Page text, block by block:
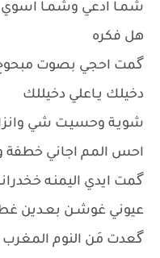
شمـا ادعي وشمـا
هل فكره
گمت احجي بصوت
دخيلك يـاعلي دخيللك
شويـة وحسيـت شي
احس المم اجاني خطفة
گمت ايدي اليمنـه
عيوني غوشـن بعـدين
گعدت مَن النوم المغرب